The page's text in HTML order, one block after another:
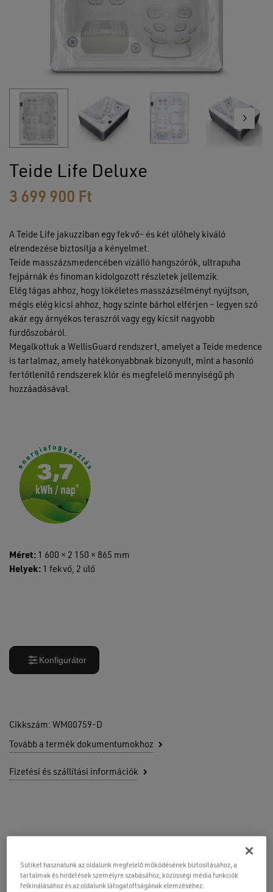
Teide Life Deluxe
3 699 900 Ft
A Teide Life jakuzziban egy fekvő- és két ülőhely kiváló
elrendezése biztosítja a kényelmet.
Teide masszázsmedencében vízálló hangszórók, ultrapuha
fejpárnák és finoman kidolgozott részletek jellemzik.
Elég tágas ahhoz, hogy tökéletes masszázsélményt nyújtson,
mégis elég kicsi ahhoz, hogy szinte bárhol elférjen – legyen szó
akár egy árnyékos teraszról vagy egy kicsit nagyobb
fürdőszobáról.
Megalkottuk a WellisGuard rendszert, amelyet a Teide medence
is tartalmaz, amely hatékonyabbnak bizonyult, mint a hasonló
fertőtlenítő rendszerek klór és megfelelő mennyiségű ph
hozzáadásával.
Méret: 1 600 × 2 150 × 865 mm
Helyek:
1 fekvő, 2 ülő
Konfigurátor
Cikkszám: WM00759-D
Tovább a termék dokumentumokhoz
Fizetési és szállítási információk
Sütiket használunk az oldalunk megfelelő működésének biztosításához, a
tartalmak és hirdetések személyre szabásához, közösségi média funkciók
felkínálásához és az oldalunk látogatottságának elemzéséhez.